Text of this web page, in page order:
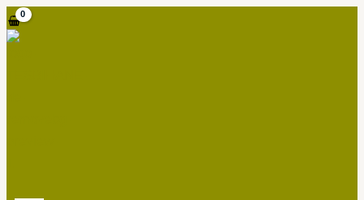
İçeriğe
atla
MAIN
MENU